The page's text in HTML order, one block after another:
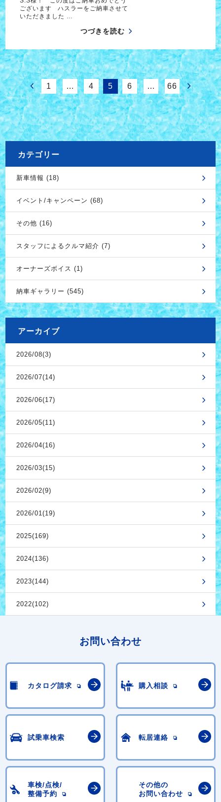
ございます ハスラーをご納車させて
いただきました …
つづきを読む
1 … 4 5 6 … 66
カテゴリー
新車情報 (18)
イベント/キャンペーン (68)
その他 (16)
スタッフによるクルマ紹介 (7)
オーナーズボイス (1)
納車ギャラリー (545)
アーカイブ
2026/08(3)
2026/07(14)
2026/06(17)
2026/05(11)
2026/04(16)
2026/03(15)
2026/02(9)
2026/01(19)
2025(169)
2024(136)
2023(144)
2022(102)
お問い合わせ
カタログ請求 購入相談
試乗車検索 転居連絡
車検/点検/
整備予約
その他の
お問い合わせ